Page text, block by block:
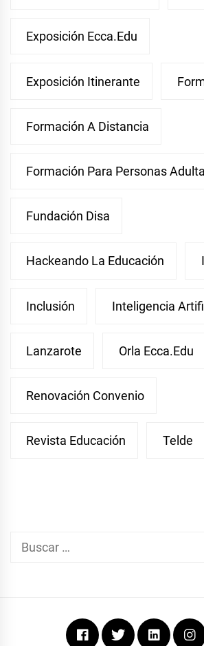
Exposición Ecca.edu
Exposición Itinerante
Formación A Distancia
Formación Para Personas
Fundación Disa
Hackeando La Educación
Inclusión Inteligencia
Lanzarote Orla Ecca.edu
Renovación Convenio
Revista Educación Telde
Buscar:
FacebookTwitterLinkedin